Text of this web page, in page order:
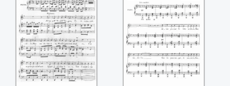
Niniche Trognon
(Delormel / Louis
Gabillaud)
C'est à mon tour,
chanson d'un
trouvère (Emile
Deschamps Casimir
Baille)